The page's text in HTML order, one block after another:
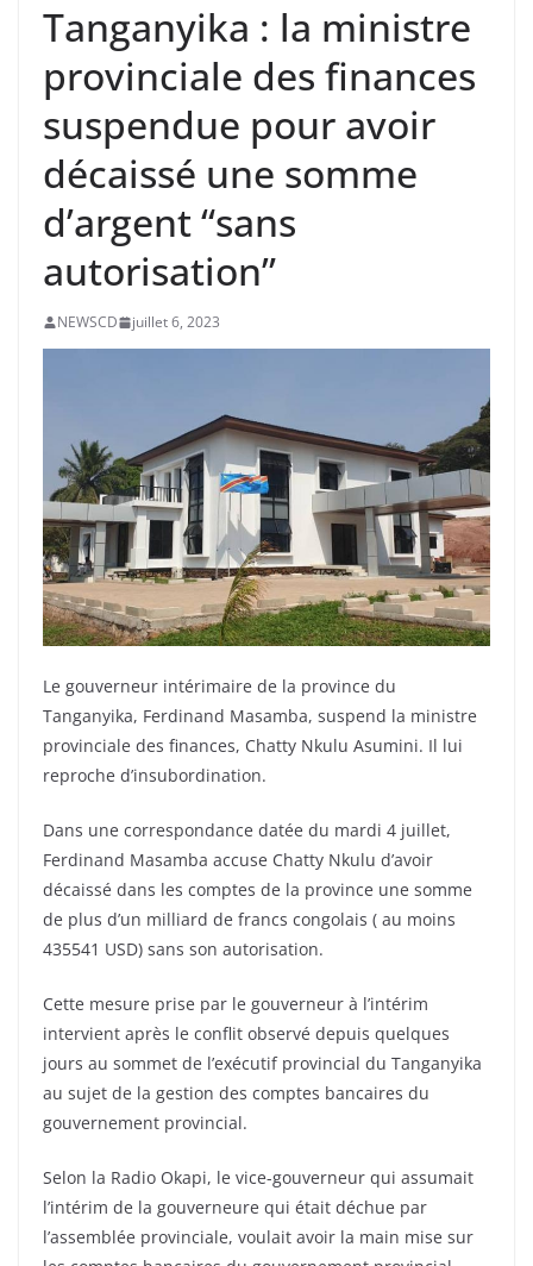
Tanganyika : la ministre
provinciale des finances
suspendue pour avoir
décaissé une somme
d’argent “sans
autorisation”
NEWSCD juillet 6, 2023
Le gouverneur intérimaire de la province du
Tanganyika, Ferdinand Masamba, suspend la ministre
provinciale des finances, Chatty Nkulu Asumini. Il lui
reproche d’insubordination.
Dans une correspondance datée du mardi 4 juillet,
Ferdinand Masamba accuse Chatty Nkulu d’avoir
décaissé dans les comptes de la province une somme
de plus d’un milliard de francs congolais ( au moins
435541 USD) sans son autorisation.
Cette mesure prise par le gouverneur à l’intérim
intervient après le conflit observé depuis quelques
jours au sommet de l’exécutif provincial du Tanganyika
au sujet de la gestion des comptes bancaires du
gouvernement provincial.
Selon la Radio Okapi, le vice-gouverneur qui assumait
l’intérim de la gouverneure qui était déchue par
l’assemblée provinciale, voulait avoir la main mise sur